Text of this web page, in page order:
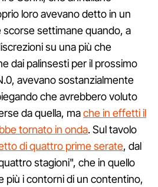
loro avevano detto in un
scorse settimane quando, a
su una più che
dai palinsesti per il prossimo
avevano sostanzialmente
che avrebbero voluto
da quella, mache in effetti il
tornato in onda. Sul tavolo
di quattro prime serate, dal
stagioni", che in quello
più i contorni di un contentino,